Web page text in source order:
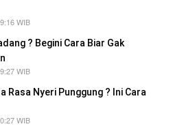
WIB
? Begini Cara Biar Gak
WIB
Rasa Nyeri Punggung ? Ini Cara
WIB